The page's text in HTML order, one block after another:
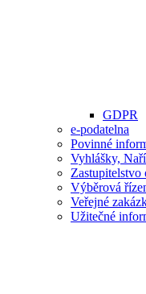
GDPR
e-podatelna
Povinné
Vyhlášky,
Zastupitelstvo
Výběrová
Veřejné
Užitečné